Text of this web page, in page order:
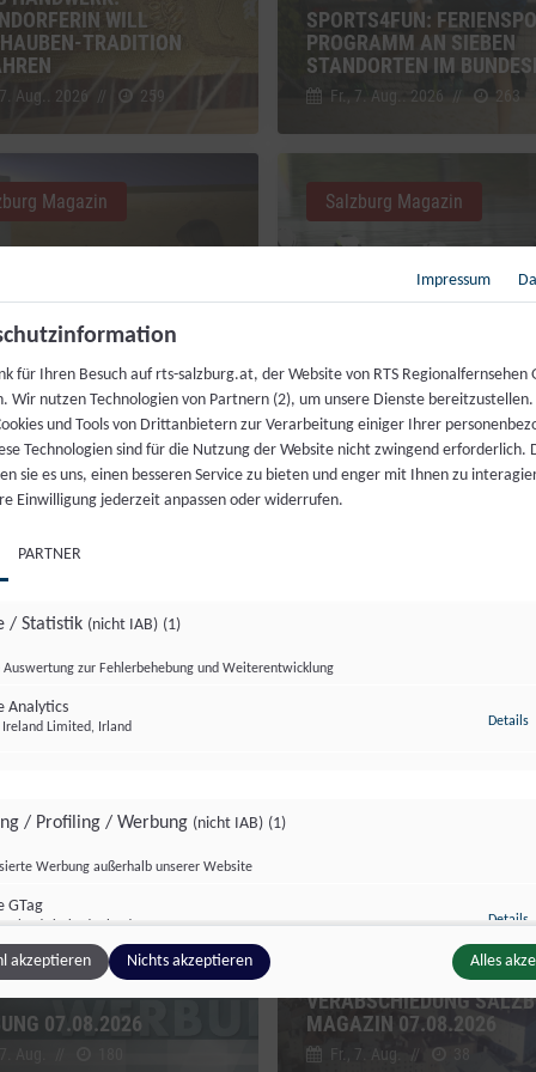
WILL
TRADITION
Aug.. 2026 // 259
SPORTS4FUN:
PROGRAMM AN SIEBEN
STANDORTEN IM
Fr., 7. Aug.. 2026 // 263
DIE REFORM?
Aug.. 2026 // 368
Magazin
VIELFALT DES
„RAD AM SALZBURG
Di., 4. Aug.. 2026 // 282
Salzburg Magazin
07.08.2026
VERABSCHIEDUNG
MAGAZIN 07.08.2026
Fr., 7. Aug. //
Impressum
für Ihren Besuch auf rts-salzburg.at, der Website von RTS Regionalfernsehen
Wir nutzen Technologien von Partnern (2), um unsere Dienste bereitzustellen.
und Tools von Drittanbietern zur Verarbeitung einiger Ihrer
Technologien sind für die Nutzung der Website nicht zwingend erforderlich.
sie es uns, einen besseren Service zu bieten und enger mit Ihnen zu
Einwilligung jederzeit anpassen oder widerrufen.
PARTNER
/ Statistik (nicht IAB) (1)
Auswertung zur Fehlerbehebung und Weiterentwicklung
Analytics
Ireland Limited, Irland Details
/ Profiling / Werbung (nicht IAB) (1)
Werbung außerhalb unserer Website
GTag
Ireland Limited, Irland Details
Inhalte (nicht IAB)
akzeptieren Nichts akzeptieren Alles